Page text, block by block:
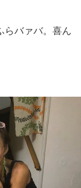
らバァバ。喜ん